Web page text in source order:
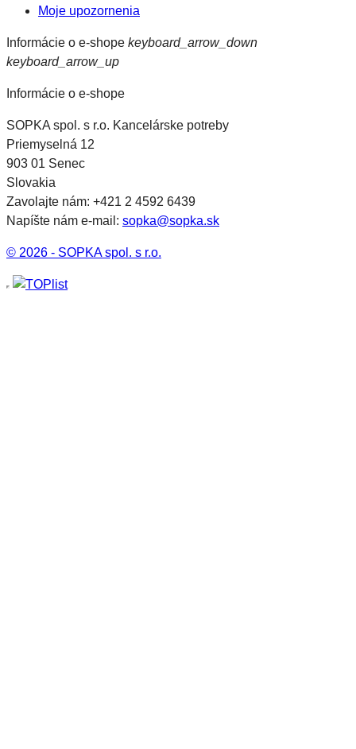
Moje upozornenia
Informácie o e-shope keyboard_arrow_down
keyboard_arrow_up
Informácie o e-shope
SOPKA spol. s r.o. Kancelárske potreby
Priemyselná 12
903 01 Senec
Slovakia
Zavolajte nám: +421 2 4592 6439
Napíšte nám e-mail: sopka@sopka.sk
© 2026 - SOPKA spol. s r.o.